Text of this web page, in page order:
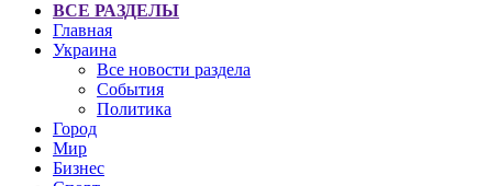
ВСЕ РАЗДЕЛЫ
Главная
Украина
Все новости раздела
События
Политика
Город
Мир
Бизнес